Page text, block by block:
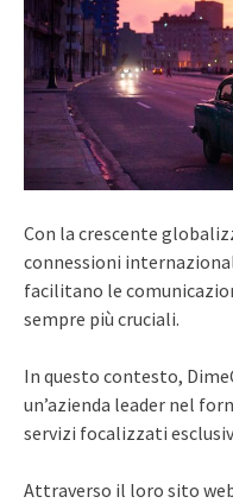
Con la crescente
connessioni
facilitano le
sempre più cruciali.
In questo contesto,
un’azienda leader nel
servizi focalizzati
Attraverso il loro sito